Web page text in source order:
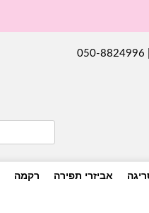
for:
אביזרי תפירה רקמה